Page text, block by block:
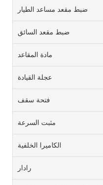
ضبط مقعد مساعد الطيار
ضبط مقعد السائق
مادة المقاعد
عجلة القيادة
فتحة سقف
مثبت السرعة
الكاميرا الخلفية
رادار